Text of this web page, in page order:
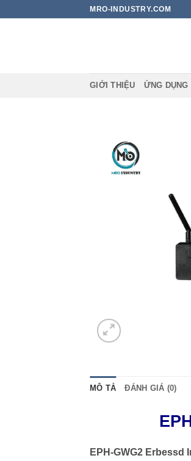
MRO-INDUSTRY.COM
GIỚI THIỆU ỨNG DỤNG
MÔ TẢ ĐÁNH GIÁ (0)
EPH-GWG2 Erbessd